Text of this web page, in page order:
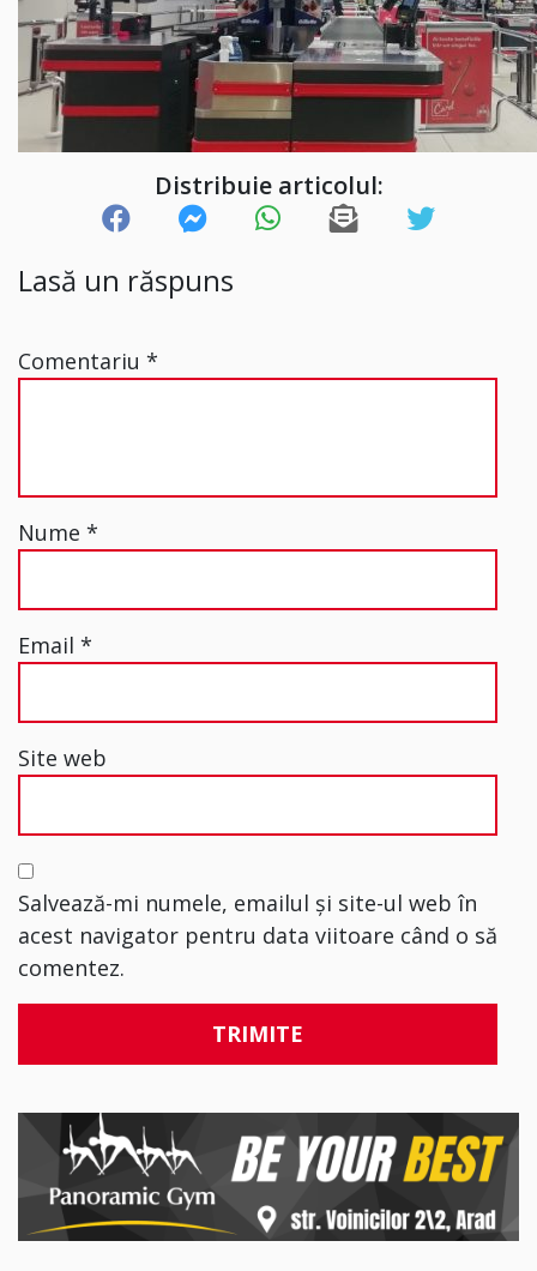
Distribuie articolul:
Lasă un răspuns
Comentariu *
Nume *
Email *
Site web
Salvează-mi numele, emailul și site-ul web în
acest navigator pentru data viitoare când o să
comentez.